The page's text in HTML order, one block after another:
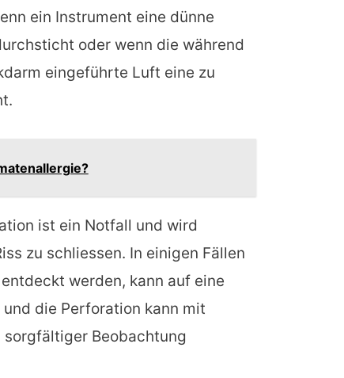
ein Instrument eine dünne
oder wenn die während
eingeführte Luft eine zu
ist ein Notfall und wird
zu schliessen. In einigen Fällen
werden, kann auf eine
die Perforation kann mit
Beobachtung